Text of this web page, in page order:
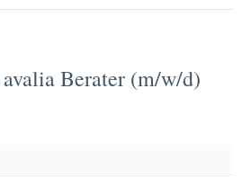
Berater (m/w/d)